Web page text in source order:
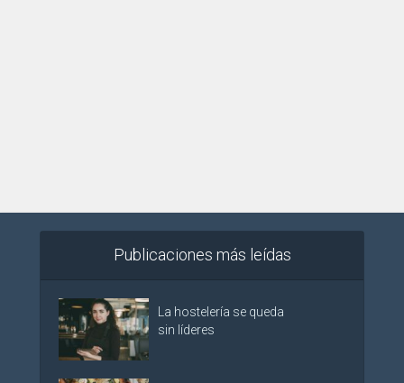
Publicaciones más leídas
La hostelería se queda
sin líderes